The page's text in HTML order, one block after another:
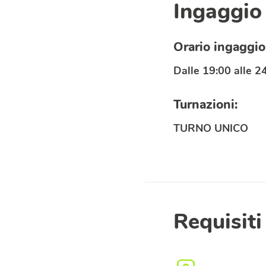
Ingaggio
Orario
Dalle 19:00 alle
Turnazioni:
TURNO UNICO
Requisiti